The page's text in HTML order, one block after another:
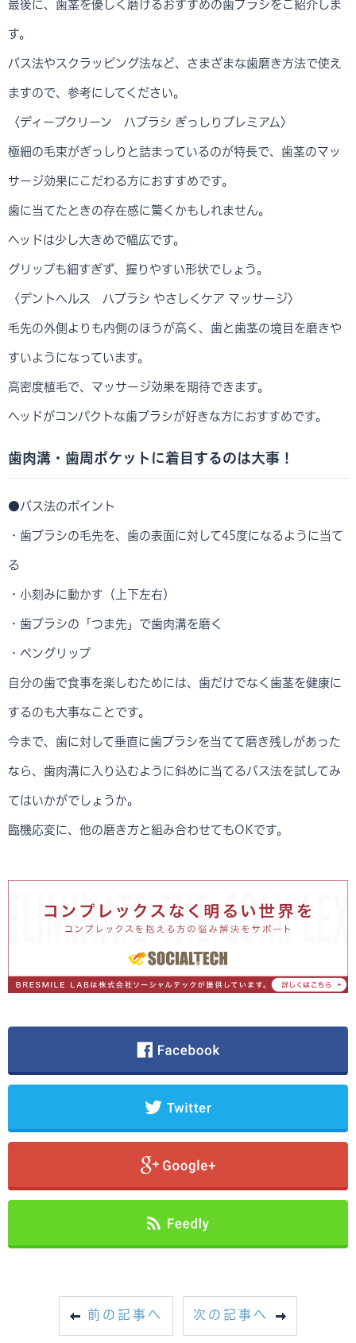
最後に、歯茎を優しく磨けるおすすめの歯ブラシをご紹介しま
す。
バス法やスクラッピング法など、さまざまな歯磨き方法で使え
ますので、参考にしてください。
〈ディープクリーン ハブラシ ぎっしりプレミアム〉
極細の毛束がぎっしりと詰まっているのが特長で、歯茎のマッ
サージ効果にこだわる方におすすめです。
歯に当てたときの存在感に驚くかもしれません。
ヘッドは少し大きめで幅広です。
グリップも細すぎず、握りやすい形状でしょう。
〈デントヘルス ハブラシ やさしくケア マッサージ〉
毛先の外側よりも内側のほうが高く、歯と歯茎の境目を磨きや
すいようになっています。
高密度植毛で、マッサージ効果を期待できます。
ヘッドがコンパクトな歯ブラシが好きな方におすすめです。
歯肉溝・歯周ポケットに着目するのは大事！
●バス法のポイント
・歯ブラシの毛先を、歯の表面に対して45度になるように当て
る
・小刻みに動かす（上下左右）
・歯ブラシの「つま先」で歯肉溝を磨く
・ペングリップ
自分の歯で食事を楽しむためには、歯だけでなく歯茎を健康に
するのも大事なことです。
今まで、歯に対して垂直に歯ブラシを当てて磨き残しがあった
なら、歯肉溝に入り込むように斜めに当てるバス法を試してみ
てはいかがでしょうか。
臨機応変に、他の磨き方と組み合わせてもOKです。
前の記事へ 次の記事へ